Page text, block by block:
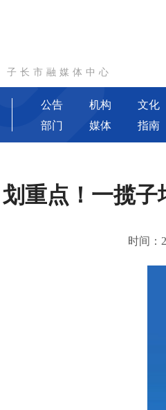
子长市融媒体中心
公告 机构
文化
部门
媒体 指南
划重点！一揽子
时间：